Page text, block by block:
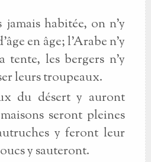
jamais habitée, on n'y
en âge; l'Arabe n'y
tente, les bergers n'y
leurs troupeaux.
du désert y auront
seront pleines
y feront leur
y sauteront.